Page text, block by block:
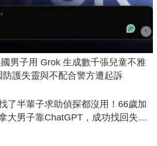
男子用 Grok 生成數千張兒童不雅
防護失靈與不配合警方遭起訴
了半輩子求助偵探都沒用！66歲加
大男子靠ChatGPT，成功找回失散